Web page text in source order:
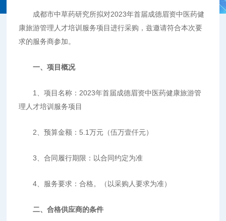
成都市中草药研究所拟对2023年首届成德眉资中医药健
康旅游管理人才培训服务项目进行采购，兹邀请符合本次要
求的服务商参加。
一、 项目概况
1、项目名称：2023年首届成德眉资中医药健康旅游管
理人才培训服务项目
2、预算金额：5.1万元（伍万壹仟元）
3、合同履行期限：以合同约定为准
4、服务要求：合格。（以采购人要求为准）
二、 合格供应商的条件